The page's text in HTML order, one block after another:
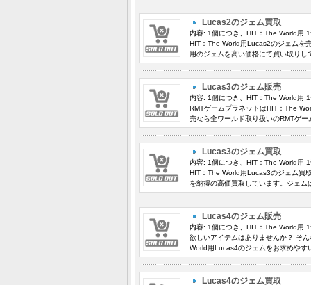
Lucas2のジェム買取
内容: 1個につき、HIT：The World用
HIT：The World用Lucas2のジェムを
用のジェムを高い価格にて買い取り
Lucas3のジェム販売
内容: 1個につき、HIT：The World用
RMTゲームプラネットはHIT：The
売なら全ワールド取り扱いのRMTゲ
Lucas3のジェム買取
内容: 1個につき、HIT：The World用
HIT：The World用Lucas3のジェム買
を納得の高価買取しています。ジェ
Lucas4のジェム販売
内容: 1個につき、HIT：The World用
欲しいアイテムはありませんか？ そ
World用Lucas4のジェムをお求めやす
Lucas4のジェム買取